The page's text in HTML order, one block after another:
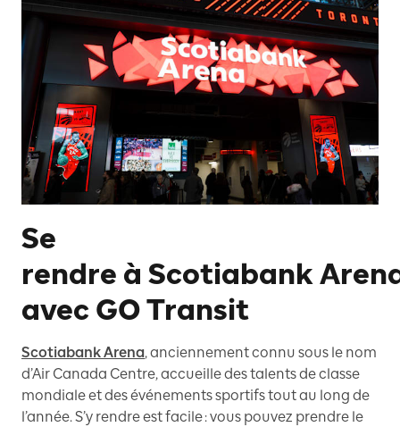
Se
rendre à Scotiabank
avec GO Transit
Scotiabank Arena, anciennement connu sous le nom
d’Air Canada Centre, accueille des talents de classe
mondiale et des événements sportifs tout au long de
l’année. S’y rendre est facile : vous pouvez prendre le